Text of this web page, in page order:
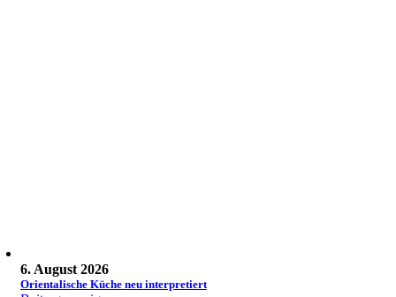
6. August 2026
Orientalische Küche neu interpretiert